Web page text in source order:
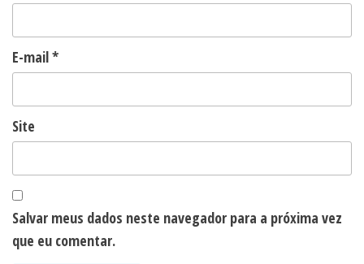
E-mail*
Site
Salvar meus dados neste navegador para a próxima vez
que eu comentar.